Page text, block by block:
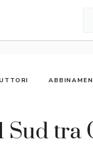
tra